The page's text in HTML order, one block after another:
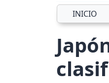
INICIO